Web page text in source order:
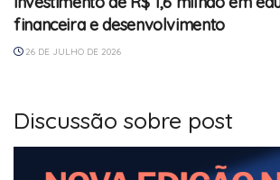
financeira e desenvolvimento
26 DE JULHO DE 2026
Discussão sobre post